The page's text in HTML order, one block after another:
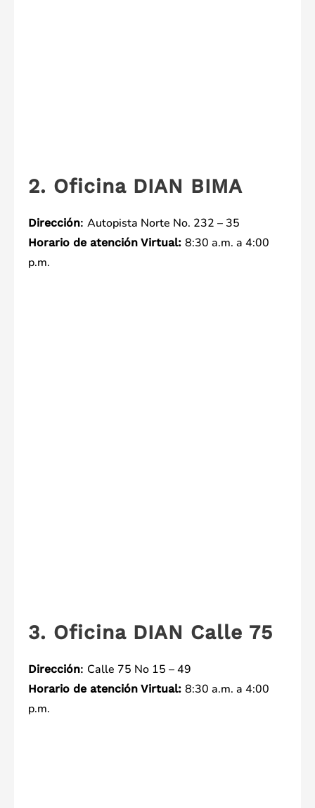
2. Oficina DIAN BIMA
Dirección: Autopista Norte No. 232 – 35
Horario de atención Virtual: 8:30 a.m. a 4:00
p.m.
3. Oficina DIAN Calle 75
Dirección: Calle 75 No 15 – 49
Horario de atención Virtual: 8:30 a.m. a 4:00
p.m.